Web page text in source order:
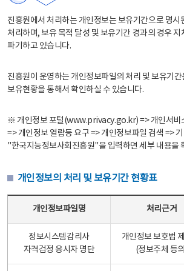
진흥원에서 처리하는 개인정보는 보유기간으로 명시
처리하며, 보유 목적 달성 및 보유기간 경과의 경우
파기하고 있습니다.
진흥원이 운영하는 개인정보파일의 처리 및 보유기
보유현황을 통해서 확인하실 수 있습니다.
※ 개인정보 포털(www.privacy.go.kr) => 개인서비
=> 개인정보 열람등 요구 => 개인정보파일 검색 => 기
"한국지능정보사회진흥원"을 입력하면 세부 내용을
개인정보의 처리 및 보유기간 현황표
개인정보파일명 처리근거
정보시스템감리사
자격검정 응시자 명단
개인정보 보호법
(정보주체 등